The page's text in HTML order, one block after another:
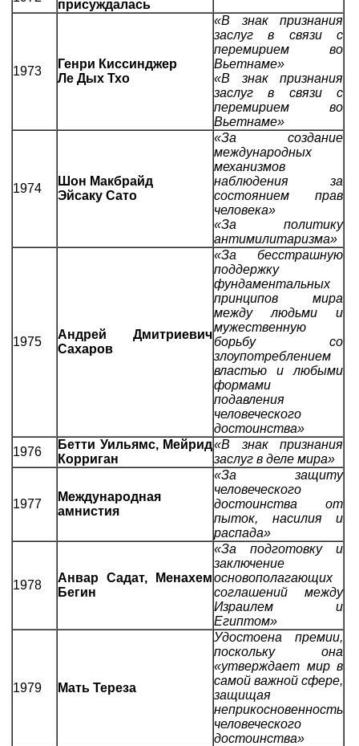
присуждалась
1973
Генри Киссинджер
Ле Дых Тхо
«В знак признания
заслуг в связи с
перемирием во
Вьетнаме»
«В знак признания
заслуг в связи с
перемирием во
Вьетнаме»
1974
Шон Макбрайд
Эйсаку Сато
«За создание
международных
механизмов
наблюдения за
состоянием прав
человека»
«За политику
антимилитаризма»
1975
Андрей Дмитриевич
Сахаров
«За бесстрашную
поддержку
фундаментальных
принципов мира
между людьми и
мужественную
борьбу со
злоупотреблением
властью и любыми
формами
подавления
человеческого
достоинства»
1976
Бетти Уильямс, Мейрид
Корриган
«В знак признания
заслуг в деле мира»
1977
Международная
амнистия
«За защиту
человеческого
достоинства от
пыток, насилия и
распада»
1978
Анвар Садат, Менахем
Бегин
«За подготовку и
заключение
основополагающих
соглашений между
Израилем и
Египтом»
1979 Мать Тереза
Удостоена премии,
поскольку она
«утверждает мир в
самой важной сфере,
защищая
неприкосновенность
человеческого
достоинства»